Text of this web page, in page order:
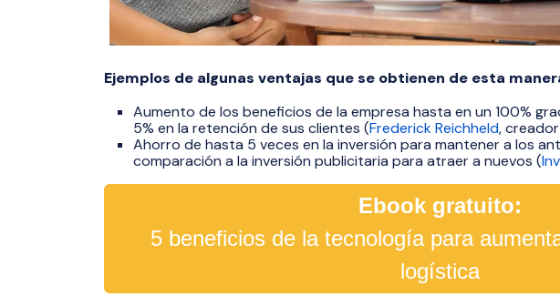
Ejemplos de algunas ventajas que se obtienen de esta
Aumento de los beneficios de la empresa hasta en un 100%
5% en la retención de sus clientes (Frederick Reichheld,
Ahorro de hasta 5 veces en la inversión para mantener a los
comparación a la inversión publicitaria para atraer a nuevos (
Ebook gratuito:
5 beneficios de la tecnología para
logística